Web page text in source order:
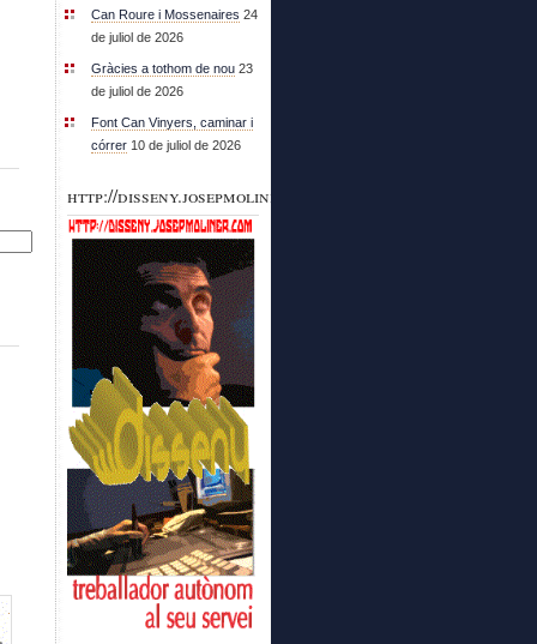
Can Roure i Mossenaires 24
de juliol de 2026
Gràcies a tothom de nou 23
de juliol de 2026
Font Can Vinyers, caminar i
córrer 10 de juliol de 2026
http://disseny.josepmoliner.com